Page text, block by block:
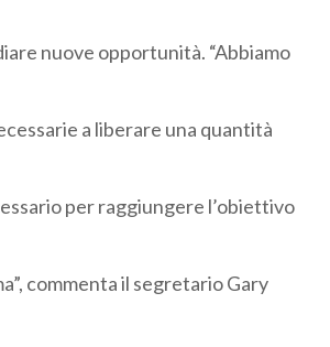
nuove opportunità. “Abbiamo
a liberare una quantità
per raggiungere l’obiettivo
commenta il segretario Gary